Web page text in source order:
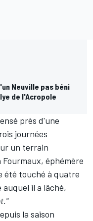
Neuville pas béni
de l'Acropole
près d'une
journées
un terrain
Fourmaux, éphémère
été touché à quatre
il a lâché,
la saison